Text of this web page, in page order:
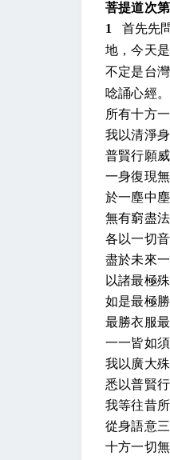
菩提道次
1 首先先
地，今天
不定是台
唸誦心經
所有十方
我以清淨
普賢行願
一身復現
於一塵中
無有窮盡
各以一切
盡於未來
以諸最極
如是最極
最勝衣服
一一皆如
我以廣大
悉以普賢
我等往昔
從身語意
十方一切